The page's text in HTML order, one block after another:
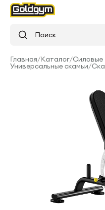
Поиск
Главная/Каталог/Силовые
Универсальные скамьи/